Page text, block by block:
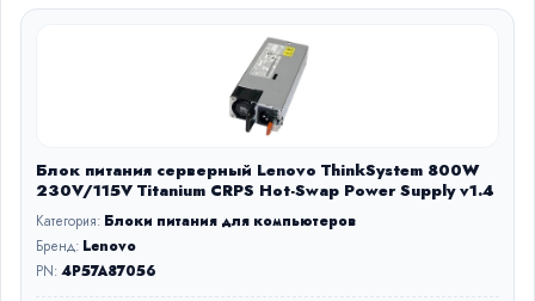
Блок питания серверный Lenovo ThinkSystem 800W
230V/115V Titanium CRPS Hot-Swap Power Supply v1.4
Категория: Блоки питания для компьютеров
Бренд: Lenovo
PN:4P57A87056